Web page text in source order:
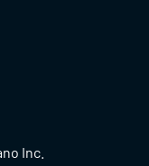
Inc.